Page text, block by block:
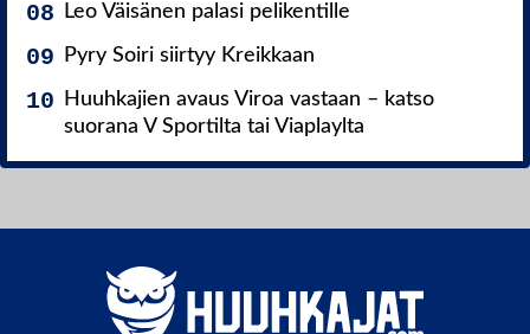
Leo Väisänen palasi pelikentille
Pyry Soiri siirtyy Kreikkaan
Huuhkajien avaus Viroa vastaan – katso
suorana V Sportilta tai Viaplaylta